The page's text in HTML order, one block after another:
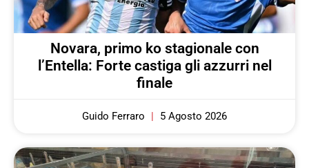
Novara, primo ko stagionale con
l’Entella: Forte castiga gli azzurri nel
finale
Guido Ferraro 5 Agosto 2026